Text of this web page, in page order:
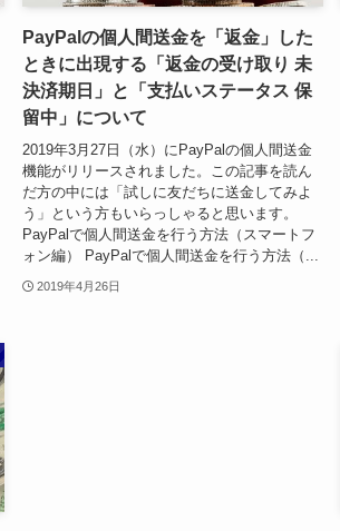
PayPalの個人間送金を「返金」した
ときに出現する「返金の受け取り 未
決済期日」と「支払いステータス 保
留中」について
2019年3月27日（水）にPayPalの個人間送金
機能がリリースされました。この記事を読ん
だ方の中には「試しに友だちに送金してみよ
う」という方もいらっしゃると思います。
PayPalで個人間送金を行う方法（スマートフ
ォン編） PayPalで個人間送金を行う方法（...
2019年4月26日